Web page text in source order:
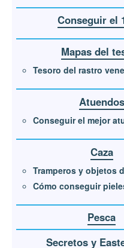
Conseguir el
Mapas del
Tesoro del rastro
Atuendos
Conseguir el mejor
Caza
Tramperos y objetos
Cómo conseguir
Pesca
Secretos y